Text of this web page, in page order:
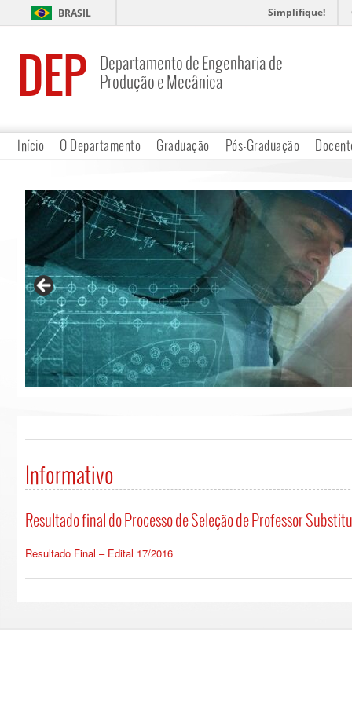
BRASIL Simplifique!
DEP
Departamento de Engenharia de
Produção e Mecânica
Início O Departamento Graduação Pós-Graduação
Informativo
Resultado final do Processo de Seleção de Professor
Resultado Final – Edital 17/2016